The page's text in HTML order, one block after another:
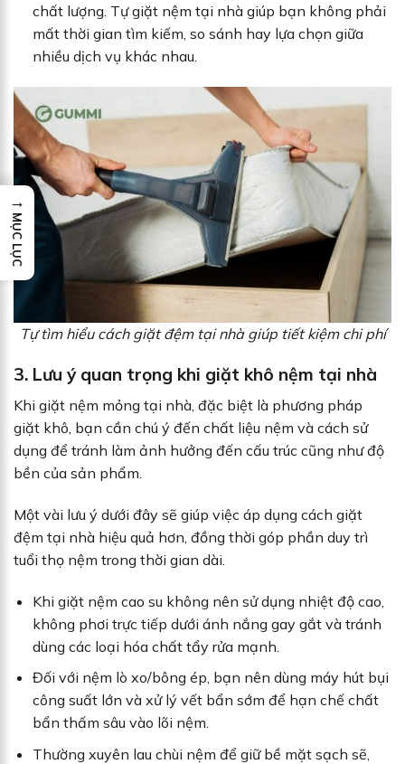
chất lượng. Tự giặt nệm tại nhà giúp bạn không phải
mất thời gian tìm kiếm, so sánh hay lựa chọn giữa
nhiều dịch vụ khác nhau.
Tự tìm hiểu cách giặt đệm tại nhà giúp tiết kiệm chi phí
3. Lưu ý quan trọng khi giặt khô nệm tại nhà
Khi giặt nệm mỏng tại nhà, đặc biệt là phương pháp
giặt khô, bạn cần chú ý đến chất liệu nệm và cách sử
dụng để tránh làm ảnh hưởng đến cấu trúc cũng như độ
bền của sản phẩm.
Một vài lưu ý dưới đây sẽ giúp việc áp dụng cách giặt
đệm tại nhà hiệu quả hơn, đồng thời góp phần duy trì
tuổi thọ nệm trong thời gian dài.
Khi giặt nệm cao su không nên sử dụng nhiệt độ cao,
không phơi trực tiếp dưới ánh nắng gay gắt và tránh
dùng các loại hóa chất tẩy rửa mạnh.
Đối với nệm lò xo/bông ép, bạn nên dùng máy hút bụi
công suất lớn và xử lý vết bẩn sớm để hạn chế chất
bẩn thấm sâu vào lõi nệm.
Thường xuyên lau chùi nệm để giữ bề mặt sạch sẽ,
→
MỤC LỤC